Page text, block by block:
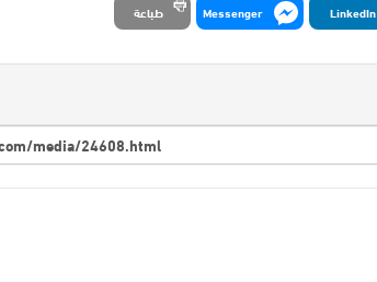
LinkedIn
Messenger طباعة